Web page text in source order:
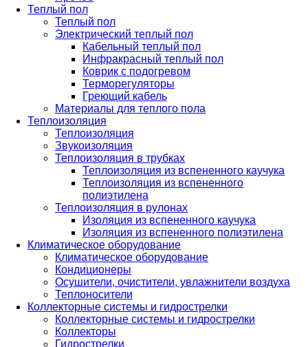
Теплый пол
Теплый пол
Электрический теплый пол
Кабельный теплый пол
Инфракрасный теплый пол
Коврик с подогревом
Терморегуляторы
Греющий кабель
Материалы для теплого пола
Теплоизоляция
Теплоизоляция
Звукоизоляция
Теплоизоляция в трубках
Теплоизоляция из вспененного каучука
Теплоизоляция из вспененного
полиэтилена
Теплоизоляция в рулонах
Изоляция из вспененного каучука
Изоляция из вспененного полиэтилена
Климатическое оборудование
Климатическое оборудование
Кондиционеры
Осушители, очистители, увлажнители воздуха
Теплоносители
Коллекторные системы и гидрострелки
Коллекторные системы и гидрострелки
Коллекторы
Гидрострелки